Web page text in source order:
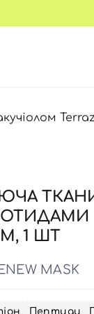
1 ШТ
MASK
Пептиди